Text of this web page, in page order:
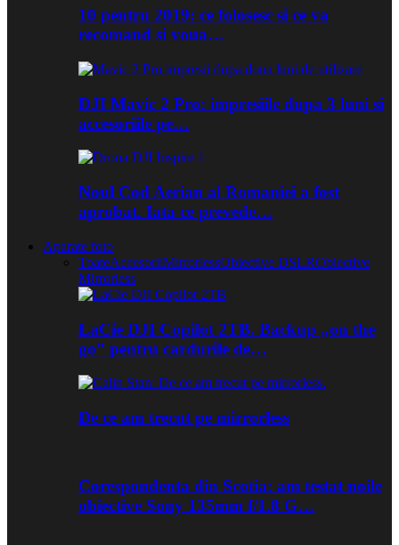
10 pentru 2019: ce folosesc si ce va
recomand si voua…
DJI Mavic 2 Pro: impresiile dupa 3 luni si
accesoriile pe…
Noul Cod Aerian al Romaniei a fost
aprobat. Iata ce prevede…
Aparate foto
ToateAccesoriiMirrorlessObiective DSLRObiective
Mirrorless
LaCie DJI Copilot 2TB. Backup „on the
go” pentru cardurile de…
De ce am trecut pe mirrorless
Corespondenta din Scotia: am testat noile
obiective Sony 135mm f/1.8 G…